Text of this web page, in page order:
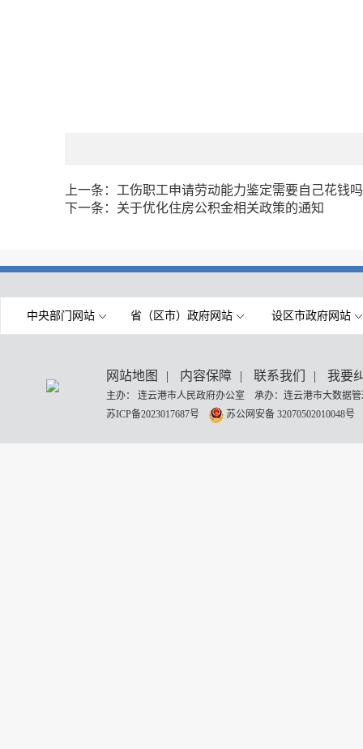
上一条： 工伤职工申请劳动能力鉴定需要自己花钱
下一条： 关于优化住房公积金相关政策的通知
中央部门网站 省（区市）政府网站 设区市政府网站
网站地图 | 内容保障 | 联系我们 | 我要
主办： 连云港市人民政府办公室 承办：连云港市大数据
苏ICP备2023017687号
苏公网安备 32070502010048号